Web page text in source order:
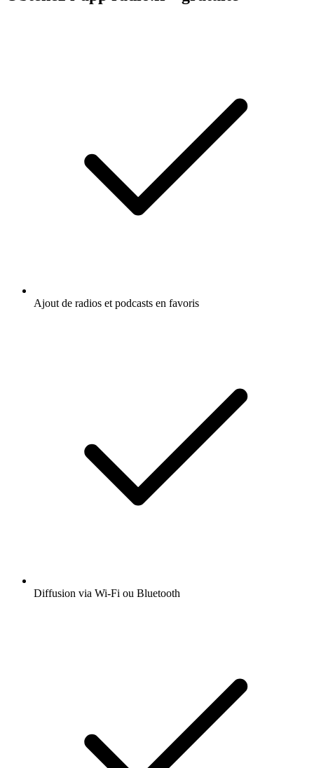
Ajout de radios et podcasts en favoris
Diffusion via Wi-Fi ou Bluetooth